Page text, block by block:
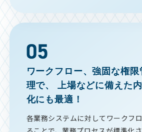
ワークフロー、強固な権
理で、
上場などに備えた
化にも最適！
各業務システムに対してワークフ